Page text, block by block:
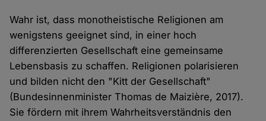
Wahr ist, dass monotheistische Religionen am
wenigstens geeignet sind, in einer hoch
differenzierten Gesellschaft eine gemeinsame
Lebensbasis zu schaffen. Religionen polarisieren
und bilden nicht den "Kitt der Gesellschaft"
(Bundesinnenminister Thomas de Maizière, 2017).
Sie fördern mit ihrem Wahrheitsverständnis den